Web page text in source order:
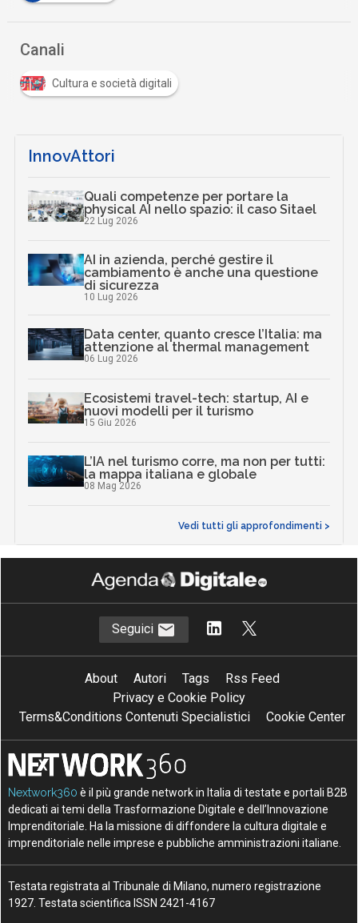
Canali
Cultura e società digitali
InnovAttori
Quali competenze per portare la
physical AI nello spazio: il caso Sitael
22 Lug 2026
AI in azienda, perché gestire il
cambiamento è anche una questione
di sicurezza
10 Lug 2026
Data center, quanto cresce l’Italia: ma
attenzione al thermal management
06 Lug 2026
Ecosistemi travel-tech: startup, AI e
nuovi modelli per il turismo
15 Giu 2026
L’IA nel turismo corre, ma non per tutti:
la mappa italiana e globale
08 Mag 2026
Vedi tutti gli approfondimenti >
Seguici
About Autori Tags
Rss Feed
Privacy e Cookie Policy
Terms&Conditions Contenuti Specialistici
Cookie Center
Nextwork360 è il più grande network in Italia di testate e portali B2B
dedicati ai temi della Trasformazione Digitale e dell’Innovazione
Imprenditoriale. Ha la missione di diffondere la cultura digitale e
imprenditoriale nelle imprese e pubbliche amministrazioni italiane.
Testata registrata al Tribunale di Milano, numero registrazione
1927. Testata scientifica ISSN 2421-4167